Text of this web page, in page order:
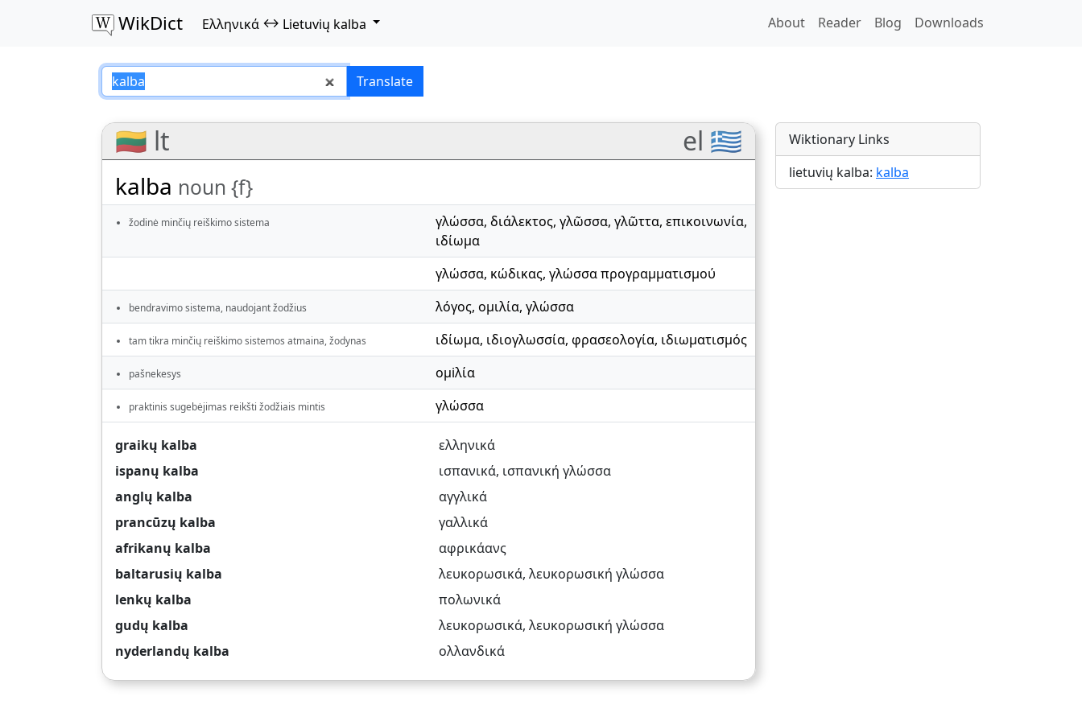
WikDict Ελληνικά ↔ Lietuvių kalba About Reader Blog Downloads
kalba – Ελληνικά–Lietuvių kalba translations
Translate
🇱🇹 lt el 🇬🇷
kalba noun {f}
žodinė minčių reiškimo sistema γλώσσα, διάλεκτος, γλῶσσα, γλῶττα, επικοινωνία,
ιδίωμα
γλώσσα, κώδικας, γλώσσα προγραμματισμού
bendravimo sistema, naudojant žodžius λόγος, ομιλία, γλώσσα
tam tikra minčių reiškimo sistemos atmaina, žodynas ιδίωμα, ιδιογλωσσία, φρασεολογία, ιδιωματισμός
pašnekesys ομiλία
praktinis sugebėjimas reikšti žodžiais mintis γλώσσα
graikų kalba
ελληνικά
ispanų kalba
ισπανικά, ισπανική γλώσσα
anglų kalba
αγγλικά
prancūzų kalba
γαλλικά
afrikanų kalba
αφρικάανς
baltarusių kalba
λευκορωσικά, λευκορωσική γλώσσα
lenkų kalba
πολωνικά
gudų kalba
λευκορωσικά, λευκορωσική γλώσσα
nyderlandų kalba
ολλανδικά
Wiktionary Links
lietuvių kalba: kalba